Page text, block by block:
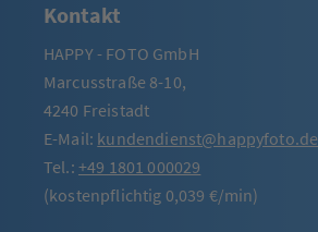
Kontakt
HAPPY - FOTO GmbH
Marcusstraße 8-10,
4240 Freistadt
E-Mail: kundendienst@happyfoto.de
Tel.: +49 1801 000029
(kostenpflichtig 0,039 €/min)